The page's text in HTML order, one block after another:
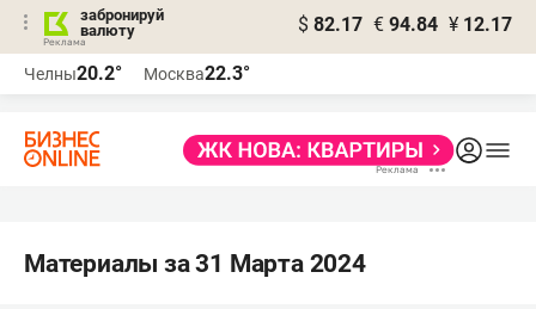
забронируй
валюту
$ 82.17 € 94.84 ¥ 12.17
Челны20.2° Москва22.3°
Материалы за 31 Марта 2024